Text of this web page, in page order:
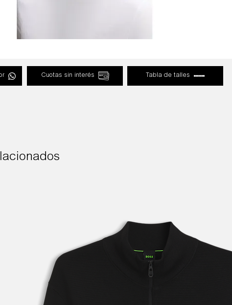
Cuotas sin interés Tabla de talles